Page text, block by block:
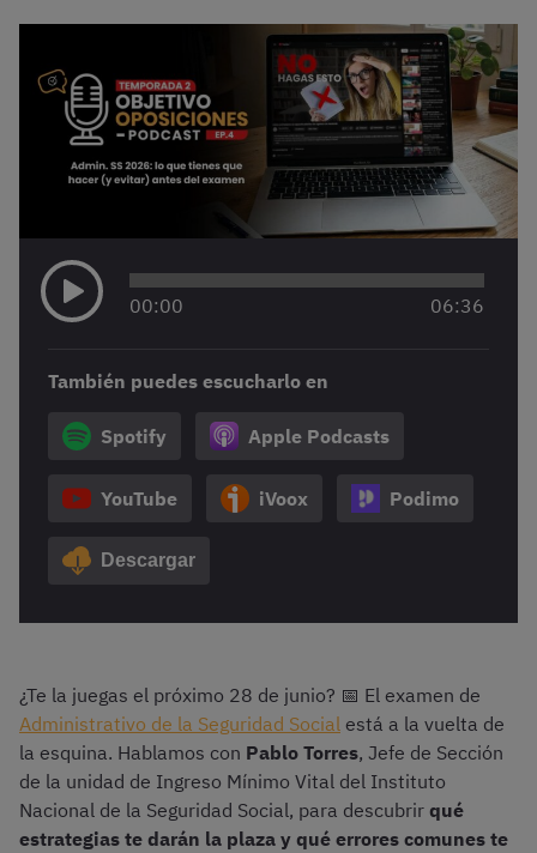
00:00 06:36
También puedes escucharlo en
Spotify Apple Podcasts
YouTube iVoox Podimo
Descargar
¿Te la juegas el próximo 28 de junio? 📅 El examen de
Administrativo de la Seguridad Social está a la vuelta de
la esquina. Hablamos con Pablo Torres, Jefe de Sección
de la unidad de Ingreso Mínimo Vital del Instituto
Nacional de la Seguridad Social, para descubrir qué
estrategias te darán la plaza y qué errores comunes te